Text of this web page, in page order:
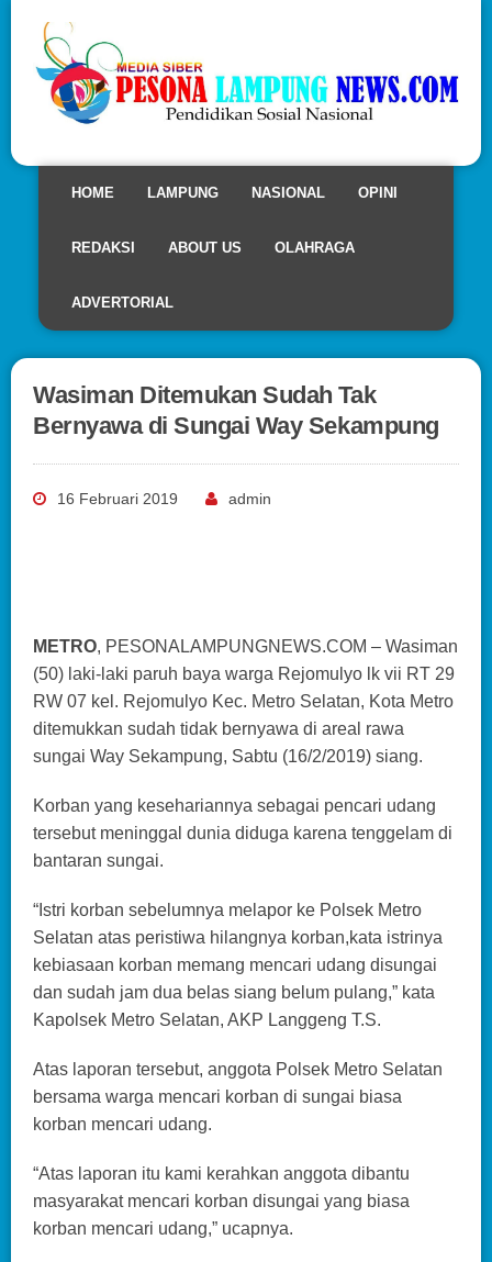
HOME LAMPUNG NASIONAL OPINI
REDAKSI ABOUT US OLAHRAGA
ADVERTORIAL
Wasiman Ditemukan Sudah Tak
Bernyawa di Sungai Way Sekampung
16 Februari 2019 admin
METRO, PESONALAMPUNGNEWS.COM – Wasiman
(50) laki-laki paruh baya warga Rejomulyo lk vii RT 29
RW 07 kel. Rejomulyo Kec. Metro Selatan, Kota Metro
ditemukkan sudah tidak bernyawa di areal rawa
sungai Way Sekampung, Sabtu (16/2/2019) siang.
Korban yang kesehariannya sebagai pencari udang
tersebut meninggal dunia diduga karena tenggelam di
bantaran sungai.
“Istri korban sebelumnya melapor ke Polsek Metro
Selatan atas peristiwa hilangnya korban,kata istrinya
kebiasaan korban memang mencari udang disungai
dan sudah jam dua belas siang belum pulang,” kata
Kapolsek Metro Selatan, AKP Langgeng T.S.
Atas laporan tersebut, anggota Polsek Metro Selatan
bersama warga mencari korban di sungai biasa
korban mencari udang.
“Atas laporan itu kami kerahkan anggota dibantu
masyarakat mencari korban disungai yang biasa
korban mencari udang,” ucapnya.